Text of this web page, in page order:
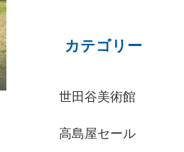
カテゴリー
世田谷美術館
高島屋セール